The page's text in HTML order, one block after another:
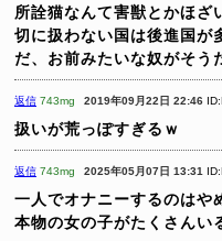
所詮猫なんて害獣とかほざ
切に扱わない国は後進国が
だ、お前みたいな奴がそう
返信 743mg 2019年09月22日 22:46
扱いが荒っぽすぎるｗ
返信 743mg 2025年05月07日 13:31
一人でオナニーするのはや
本物の女の子がたくさん